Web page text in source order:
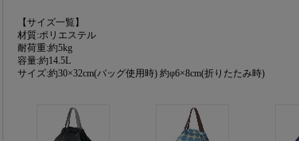
【サイズ一覧】
材質:ポリエステル
耐荷重:約5kg
容量:約14.5L
サイズ:約30×32cm(バッグ使用時) 約φ6×8cm(折りたたみ時)